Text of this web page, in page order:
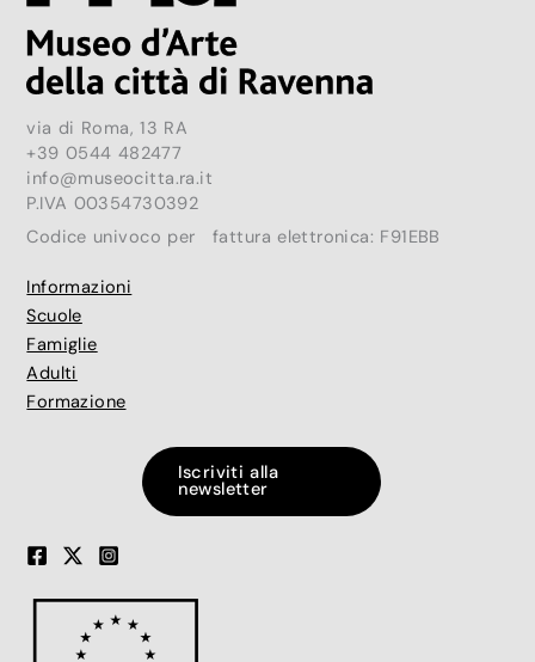
via di Roma, 13 RA
+39 0544 482477
info@museocitta.ra.it
P.IVA 00354730392
Codice univoco per fattura elettronica: F91EBB
Informazioni
Scuole
Famiglie
Adulti
Formazione
Iscriviti alla
newsletter